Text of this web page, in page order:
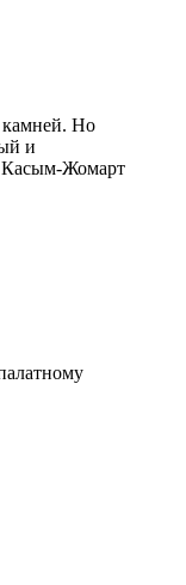
камней. Но
и
Касым-Жомарт